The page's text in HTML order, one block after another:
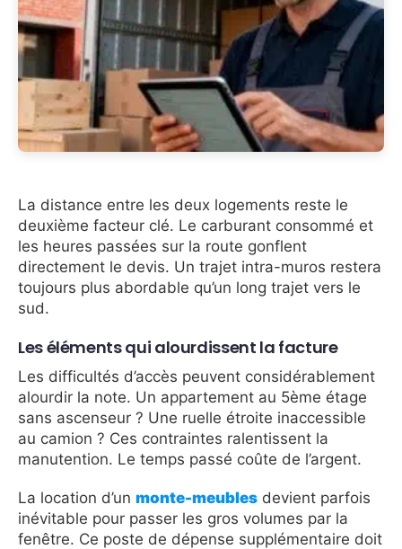
La distance entre les deux logements reste le
deuxième facteur clé. Le carburant consommé et
les heures passées sur la route gonflent
directement le devis. Un trajet intra-muros restera
toujours plus abordable qu’un long trajet vers le
sud.
Les éléments qui alourdissent la facture
Les difficultés d’accès peuvent considérablement
alourdir la note. Un appartement au 5ème étage
sans ascenseur ? Une ruelle étroite inaccessible
au camion ? Ces contraintes ralentissent la
manutention. Le temps passé coûte de l’argent.
La location d’un monte-meubles devient parfois
inévitable pour passer les gros volumes par la
fenêtre. Ce poste de dépense supplémentaire doit